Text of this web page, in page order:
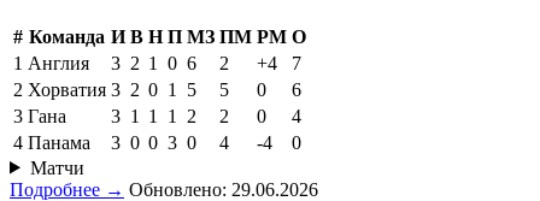
# Команда И В Н П МЗ ПМ РМ О
1 Англия 3 2 1 0 6 2 +4
7
2 Хорватия 3 2 0 1 5 5 0
6
3 Гана 3 1 1 1 2 2 0
4
4 Панама 3 0 0 3 0 4 -4
0
Матчи
Подробнее → Обновлено: 29.06.2026